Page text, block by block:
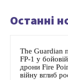
Останні
The Guardian
FP-1 у
дрони Fire
війну вглиб